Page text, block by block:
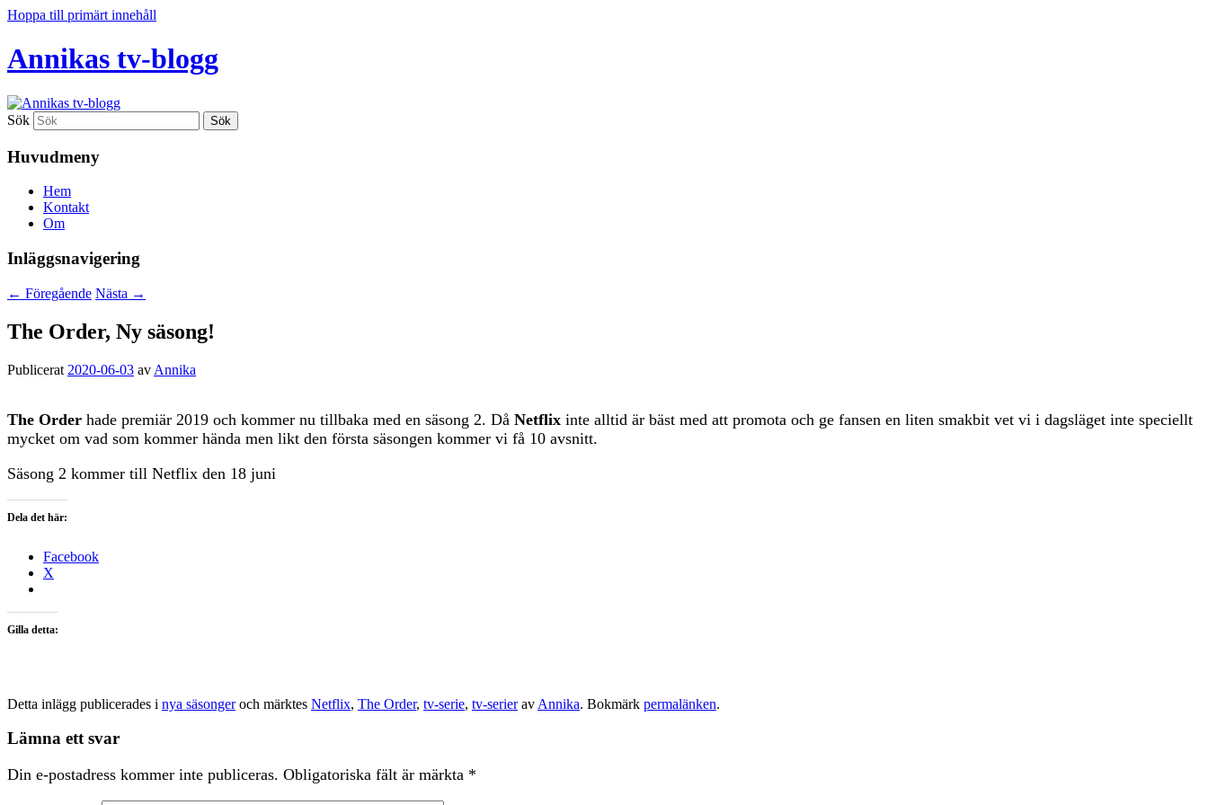
Hoppa till primärt innehåll
Annikas tv-blogg
Sök
Huvudmeny
Hem
Kontakt
Om
Inläggsnavigering
← Föregående Nästa →
The Order, Ny säsong!
Publicerat 2020-06-03 av Annika
The Order hade premiär 2019 och kommer nu tillbaka med en säsong 2. Då Netflix inte alltid är bäst med att promota och ge fansen en liten smakbit vet vi i dagsläget inte speciellt
mycket om vad som kommer hända men likt den första säsongen kommer vi få 10 avsnitt.
Säsong 2 kommer till Netflix den 18 juni
Dela det här:
Facebook
X
Gilla detta:
Detta inlägg publicerades i nya säsongeroch märktes Netflix, The Order, tv-serie, tv-serierav Annika. Bokmärk permalänken.
Lämna ett svar
Din e-postadress kommer inte publiceras. Obligatoriska fält är märkta *